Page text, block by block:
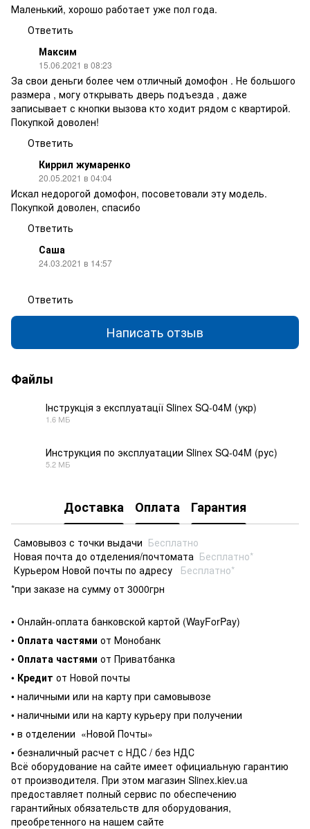
Маленький, хорошо работает уже пол года.
Ответить
Максим
15.06.2021 в 08:23
За свои деньги более чем отличный домофон . Не большого
размера , могу открывать дверь подъезда , даже
записывает с кнопки вызова кто ходит рядом с квартирой.
Покупкой доволен!
Ответить
Киррил жумаренко
20.05.2021 в 04:04
Искал недорогой домофон, посоветовали эту модель.
Покупкой доволен, спасибо
Ответить
Саша
24.03.2021 в 14:57
Ответить
Написать отзыв
Файлы
Інструкція з експлуатації Slinex SQ-04M (укр)
1.6 МБ
Инструкция по эксплуатации Slinex SQ-04M (рус)
5.2 МБ
Доставка Оплата Гарантия
Самовывоз с точки выдачи Бесплатно
Новая почта до отделения/почтомата Бесплатно*
Курьером Новой почты по адресу Бесплатно*
*при заказе на сумму от 3000грн
• Онлайн-оплата банковской картой (WayForPay)
• Оплата частями от Монобанк
• Оплата частями от Приватбанка
• Кредит от Новой почты
• наличными или на карту при самовывозе
• наличными или на карту курьеру при получении
• в отделении «Новой Почты»
• безналичный расчет с НДС / без НДС
Всё оборудование на сайте имеет официальную гарантию
от производителя. При этом магазин Slinex.kiev.ua
предоставляет полный сервис по обеспечению
гарантийных обязательств для оборудования,
преобретенного на нашем сайте